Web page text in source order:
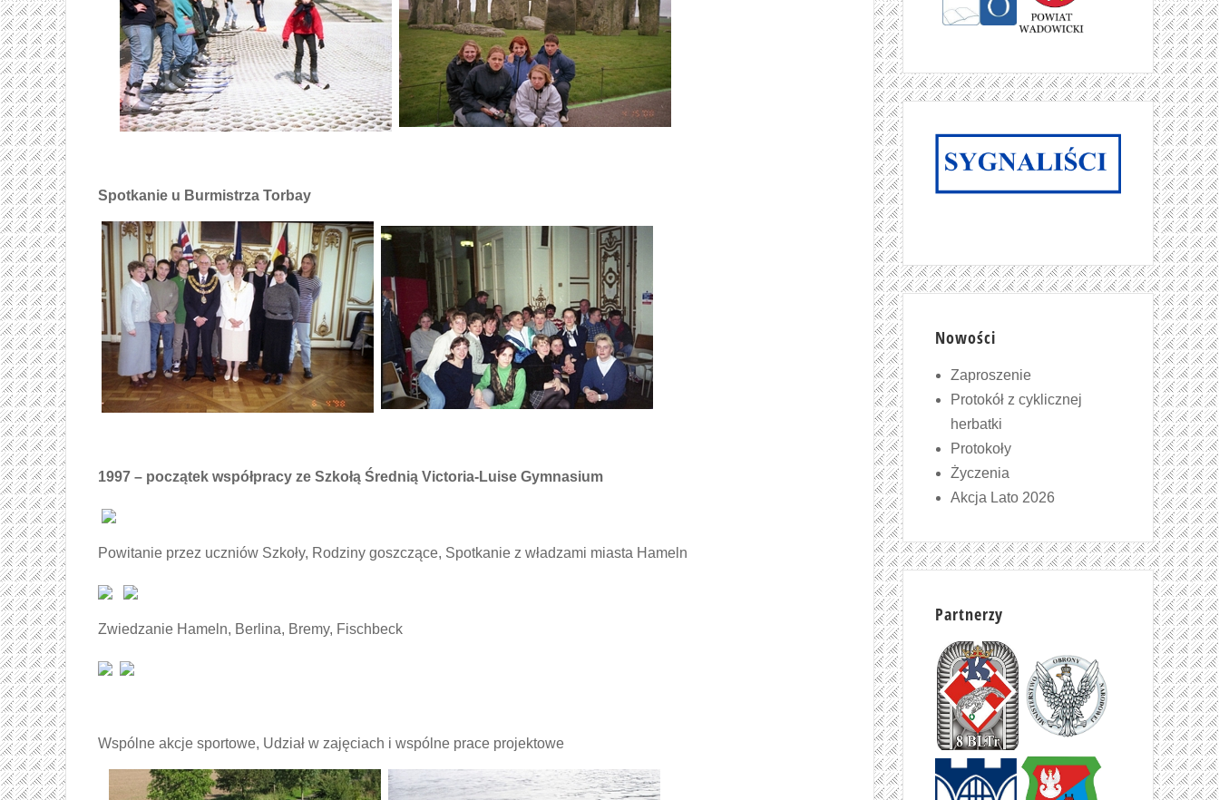
Spotkanie u Burmistrza Torbay
1997 – początek współpracy ze Szkołą Średnią Victoria-Luise Gymnasium
Powitanie przez uczniów Szkoły, Rodziny goszczące, Spotkanie z władzami miasta Hameln
Zwiedzanie Hameln, Berlina, Bremy, Fischbeck
Wspólne akcje sportowe, Udział w zajęciach i wspólne prace projektowe
Nowości
Zaproszenie
Protokół z cyklicznej
herbatki
Protokoły
Życzenia
Akcja Lato 2026
Partnerzy